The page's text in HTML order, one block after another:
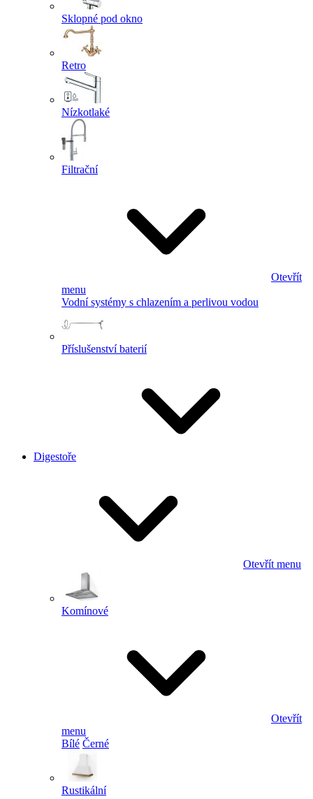
Sklopné pod okno
Retro
Nízkotlaké
Filtrační
Otevřít
menu
Vodní systémy s chlazením a perlivou vodou
Příslušenství baterií
Digestoře
Otevřít menu
Komínové
Otevřít
menu
Bílé Černé
Rustikální